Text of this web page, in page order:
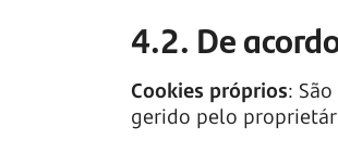
4.2. De
Cookies próprios:
gerido pelo